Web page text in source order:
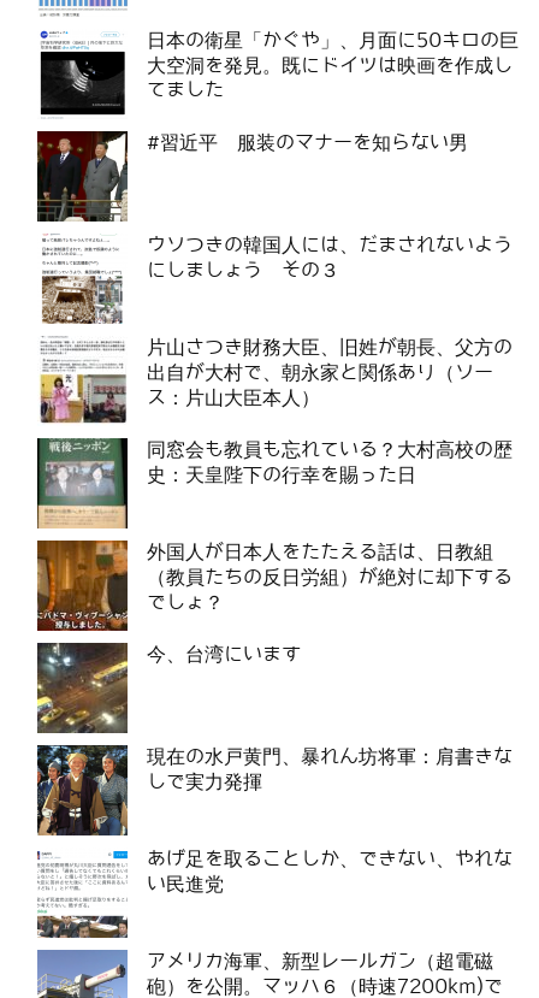
日本の衛星「かぐや」、月面に50キロの巨
大空洞を発見。既にドイツは映画を作成し
てました
#習近平 服装のマナーを知らない男
ウソつきの韓国人には、だまされないよう
にしましょう その３
片山さつき財務大臣、旧姓が朝長、父方の
出自が大村で、朝永家と関係あり（ソー
ス：片山大臣本人）
同窓会も教員も忘れている？大村高校の歴
史：天皇陛下の行幸を賜った日
外国人が日本人をたたえる話は、日教組
（教員たちの反日労組）が絶対に却下する
でしょ？
今、台湾にいます
現在の水戸黄門、暴れん坊将軍：肩書きな
しで実力発揮
あげ足を取ることしか、できない、やれな
い民進党
アメリカ海軍、新型レールガン（超電磁
砲）を公開。マッハ６（時速7200km)で